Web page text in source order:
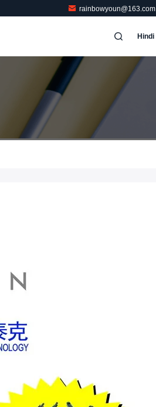
rainbowyoun@163.com
Hindi